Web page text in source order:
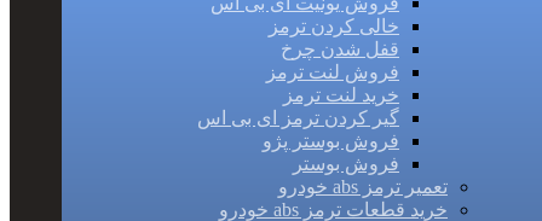
خالی کردن ترمز
قفل شدن چرخ
فروش لنت ترمز
خرید لنت ترمز
گیر کردن ترمز ای بی اس
فروش بوستر پژو
فروش بوستر
تعمیر ترمز abs خودرو
خرید قطعات ترمز abs خودرو